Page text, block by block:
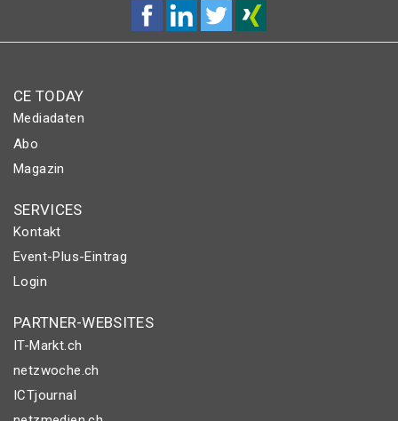
CE TODAY
Mediadaten
Abo
Magazin
SERVICES
Kontakt
Event-Plus-Eintrag
Login
PARTNER-WEBSITES
IT-Markt.ch
netzwoche.ch
ICTjournal